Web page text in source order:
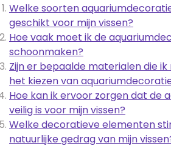
Welke soorten
geschikt voor mijn vissen?
Hoe vaak moet ik de
schoonmaken?
Zijn er bepaalde materialen die
het kiezen van
Hoe kan ik ervoor zorgen dat de
veilig is voor mijn vissen?
Welke decoratieve elementen
natuurlijke gedrag van mijn